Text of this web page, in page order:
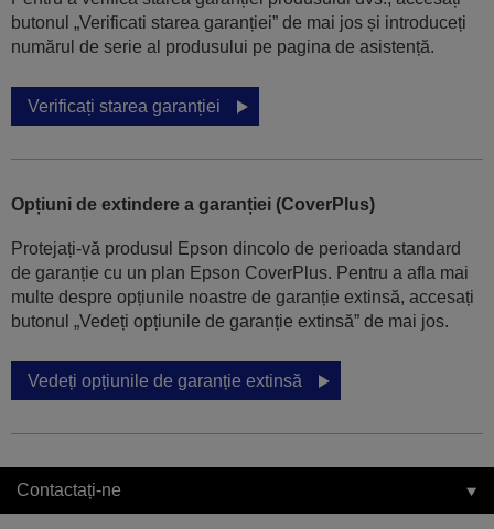
butonul „Verificati starea garanției” de mai jos și introduceți
numărul de serie al produsului pe pagina de asistență.
Verificați starea garanției
Opțiuni de extindere a garanției (CoverPlus)
Protejați-vă produsul Epson dincolo de perioada standard
de garanție cu un plan Epson CoverPlus. Pentru a afla mai
multe despre opțiunile noastre de garanție extinsă, accesați
butonul „Vedeți opțiunile de garanție extinsă” de mai jos.
Vedeți opțiunile de garanție extinsă
Contactați-ne